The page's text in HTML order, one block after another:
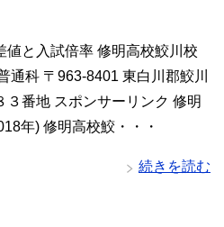
値と入試倍率 修明高校鮫川校
通科 〒963-8401 東白川郡鮫川
番地 スポンサーリンク 修明
年) 修明高校鮫・・・
続きを読む